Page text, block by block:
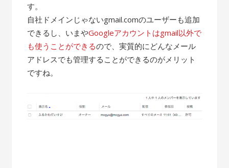
す。
自社ドメインじゃないgmail.comのユーザーも追加
できるし、いまやGoogleアカウントはgmail以外で
も使うことができるので、実質的にどんなメール
アドレスでも管理することができるのがメリット
ですね。